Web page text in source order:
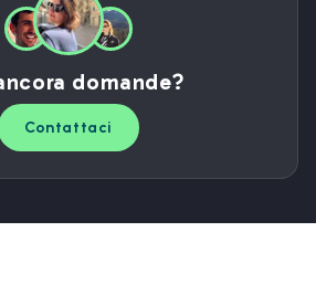
domande?
Contattaci